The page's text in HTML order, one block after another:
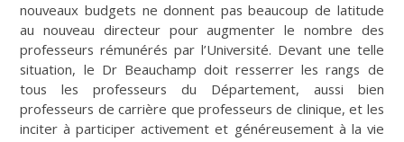
nouveaux budgets ne donnent pas beaucoup de latitude
au nouveau directeur pour augmenter le nombre des
professeurs rémunérés par l’Université. Devant une telle
situation, le Dr Beauchamp doit resserrer les rangs de
tous les professeurs du Département, aussi bien
professeurs de carrière que professeurs de clinique, et les
inciter à participer activement et généreusement à la vie